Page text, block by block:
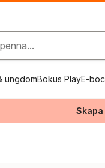
ungdomBokus PlayE-